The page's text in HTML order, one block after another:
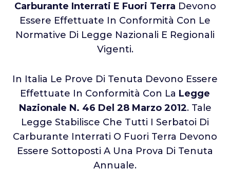
Carburante Interrati E Fuori Terra Devono
Essere Effettuate In Conformità Con Le
Normative Di Legge Nazionali E Regionali
Vigenti.
In Italia Le Prove Di Tenuta Devono Essere
Effettuate In Conformità Con La Legge
Nazionale N. 46 Del 28 Marzo 2012. Tale
Legge Stabilisce Che Tutti I Serbatoi Di
Carburante Interrati O Fuori Terra Devono
Essere Sottoposti A Una Prova Di Tenuta
Annuale.